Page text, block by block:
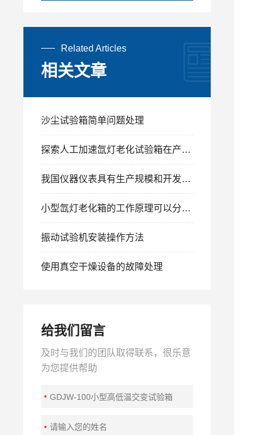
Related Articles
相关文章
沙尘试验箱简单问题处理
探索人工加速氙灯老化试验箱在产品研发中的应用价值
我国仪器仪表具有生产规模和开发能力
小型氙灯老化箱的工作原理可以分为以下几个步骤
振动试验机安装操作方法
使用真空干燥设备的故障处理
给我们留言
及时与我们的团队取得联系，很乐意
为您提供帮助